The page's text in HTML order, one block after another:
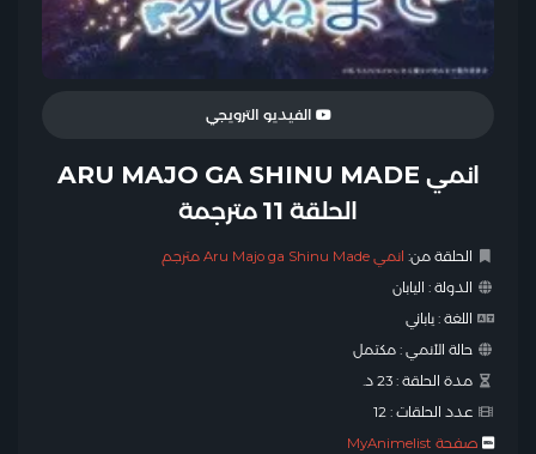
الفيديو الترويجي
انمي ARU MAJO GA SHINU MADE
الحلقة 11 مترجمة
الحلقة من: انمي Aru Majo ga Shinu Made مترجم
الدولة : اليابان
اللغة :ياباني
حالة الأنمي :مكتمل
مدة الحلقة :23 د.
عدد الحلقات :12
صفحة MyAnimelist